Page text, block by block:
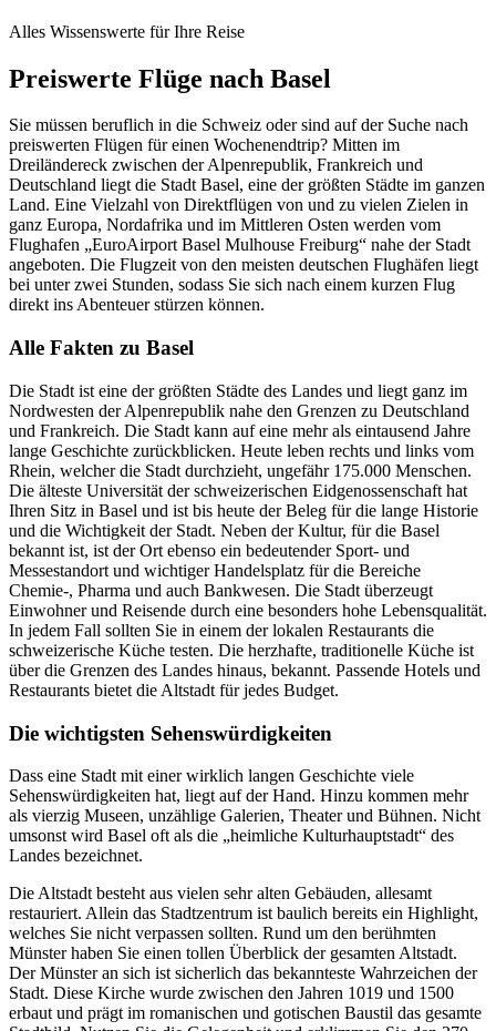
Alles Wissenswerte für Ihre Reise
Preiswerte Flüge nach Basel
Sie müssen beruflich in die Schweiz oder sind auf der Suche nach
preiswerten Flügen für einen Wochenendtrip? Mitten im
Dreiländereck zwischen der Alpenrepublik, Frankreich und
Deutschland liegt die Stadt Basel, eine der größten Städte im ganzen
Land. Eine Vielzahl von Direktflügen von und zu vielen Zielen in
ganz Europa, Nordafrika und im Mittleren Osten werden vom
Flughafen „EuroAirport Basel Mulhouse Freiburg“ nahe der Stadt
angeboten. Die Flugzeit von den meisten deutschen Flughäfen liegt
bei unter zwei Stunden, sodass Sie sich nach einem kurzen Flug
direkt ins Abenteuer stürzen können.
Alle Fakten zu Basel
Die Stadt ist eine der größten Städte des Landes und liegt ganz im
Nordwesten der Alpenrepublik nahe den Grenzen zu Deutschland
und Frankreich. Die Stadt kann auf eine mehr als eintausend Jahre
lange Geschichte zurückblicken. Heute leben rechts und links vom
Rhein, welcher die Stadt durchzieht, ungefähr 175.000 Menschen.
Die älteste Universität der schweizerischen Eidgenossenschaft hat
Ihren Sitz in Basel und ist bis heute der Beleg für die lange Historie
und die Wichtigkeit der Stadt. Neben der Kultur, für die Basel
bekannt ist, ist der Ort ebenso ein bedeutender Sport- und
Messestandort und wichtiger Handelsplatz für die Bereiche
Chemie-, Pharma und auch Bankwesen. Die Stadt überzeugt
Einwohner und Reisende durch eine besonders hohe Lebensqualität.
In jedem Fall sollten Sie in einem der lokalen Restaurants die
schweizerische Küche testen. Die herzhafte, traditionelle Küche ist
über die Grenzen des Landes hinaus, bekannt. Passende Hotels und
Restaurants bietet die Altstadt für jedes Budget.
Die wichtigsten Sehenswürdigkeiten
Dass eine Stadt mit einer wirklich langen Geschichte viele
Sehenswürdigkeiten hat, liegt auf der Hand. Hinzu kommen mehr
als vierzig Museen, unzählige Galerien, Theater und Bühnen. Nicht
umsonst wird Basel oft als die „heimliche Kulturhauptstadt“ des
Landes bezeichnet.
Die Altstadt besteht aus vielen sehr alten Gebäuden, allesamt
restauriert. Allein das Stadtzentrum ist baulich bereits ein Highlight,
welches Sie nicht verpassen sollten. Rund um den berühmten
Münster haben Sie einen tollen Überblick der gesamten Altstadt.
Der Münster an sich ist sicherlich das bekannteste Wahrzeichen der
Stadt. Diese Kirche wurde zwischen den Jahren 1019 und 1500
erbaut und prägt im romanischen und gotischen Baustil das gesamte